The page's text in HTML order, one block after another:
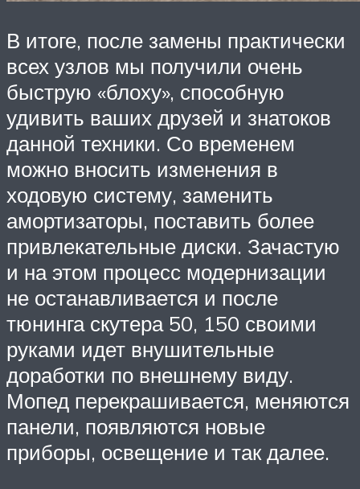
В итоге, после замены практически
всех узлов мы получили очень
быструю «блоху», способную
удивить ваших друзей и знатоков
данной техники. Со временем
можно вносить изменения в
ходовую систему, заменить
амортизаторы, поставить более
привлекательные диски. Зачастую
и на этом процесс модернизации
не останавливается и после
тюнинга скутера 50, 150 своими
руками идет внушительные
доработки по внешнему виду.
Мопед перекрашивается, меняются
панели, появляются новые
приборы, освещение и так далее.